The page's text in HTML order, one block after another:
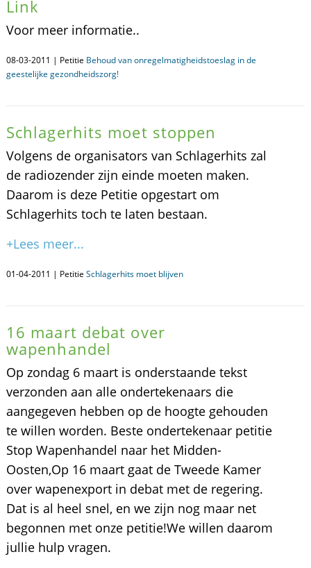
Link
Voor meer informatie..
08-03-2011 | Petitie Behoud van onregelmatigheidstoeslag in de
geestelijke gezondheidszorg!
Schlagerhits moet stoppen
Volgens de organisators van Schlagerhits zal
de radiozender zijn einde moeten maken.
Daarom is deze Petitie opgestart om
Schlagerhits toch te laten bestaan.
+Lees meer...
01-04-2011 | Petitie Schlagerhits moet blijven
16 maart debat over
wapenhandel
Op zondag 6 maart is onderstaande tekst
verzonden aan alle ondertekenaars die
aangegeven hebben op de hoogte gehouden
te willen worden. Beste ondertekenaar petitie
Stop Wapenhandel naar het Midden-
Oosten,Op 16 maart gaat de Tweede Kamer
over wapenexport in debat met de regering.
Dat is al heel snel, en we zijn nog maar net
begonnen met onze petitie!We willen daarom
jullie hulp vragen.